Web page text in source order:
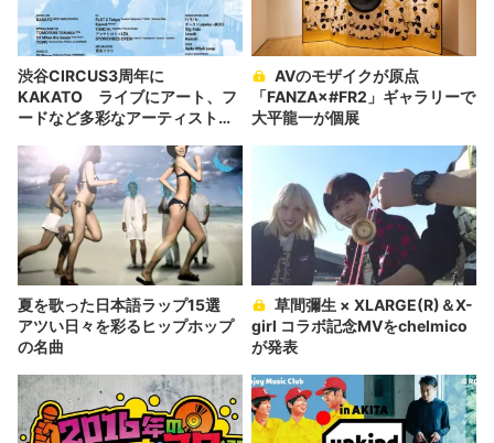
渋谷CIRCUS3周年に
KAKATO ライブにアート、フ
ードなど多彩なアーティストが
「FANZA×#FR2」ギャラリーで
大平龍一が個展
夏を歌った日本語ラップ15選
アツい日々を彩るヒップホップ
の名曲
girl コラボ記念MVをchelmico
が発表